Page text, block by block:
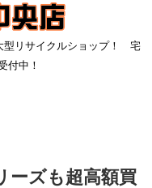
型リサイクルショップ！ 宅
付中！
ーズも超高額買